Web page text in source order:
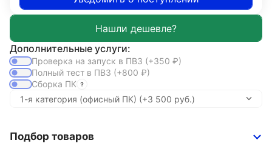
Дополнительные услуги:
Проверка на запуск в ПВЗ (+350 ₽)
Полный тест в ПВЗ (+800 ₽)
Сборка ПК
Подбор товаров